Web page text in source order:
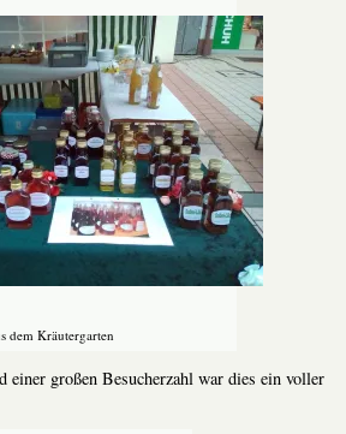
dem Kräutergarten
einer großen Besucherzahl war dies ein voller